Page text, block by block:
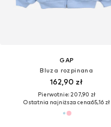
GAP
Bluza rozpinana
162,90 zł
Pierwotnie: 207,90 zł
Ostatnia najniższa cena:65,16 zł